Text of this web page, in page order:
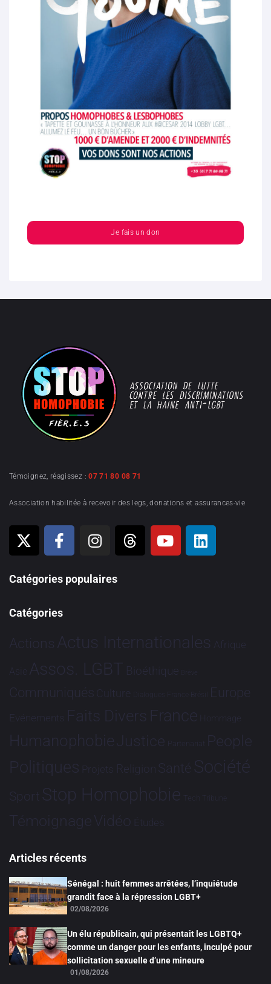
Je fais un don
Témoignez, réagissez :07 71 80 08 71
Association habilitée à recevoir des legs, donations et assurances-vie
Catégories populaires
Catégories
Actions Actus Internationales Afrique
Asie Assos. LGBT Bioéthique Brève
Communiqués Culture Dialogues France-Brésil Europe
Evénements Faits Divers France Hommage
HumanophobieJustice Partenariat People
Politiques Projets Religion Santé Société
Sport Stop Homophobie Tech Tribune
TémoignageVidéo Études
Articles récents
Sénégal : huit femmes arrêtées, l’inquiétude
grandit face à la répression LGBT+
02/08/2026
Un élu républicain, qui présentait les LGBTQ+
comme un danger pour les enfants, inculpé pour
sollicitation sexuelle d’une mineure
01/08/2026